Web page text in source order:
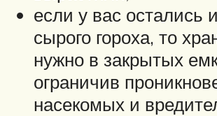
если у вас остались
сырого гороха, то
нужно в закрытых
ограничив
насекомых и